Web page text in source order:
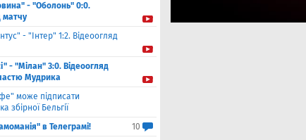
- "Оболонь" 0:0.
матчу
- "Інтер" 1:2. Відеоогляд
- "Мілан" 3:0. Відеоогляд
Мудрика
може підписати
збірної Бельгії
в Телеграмі!
10